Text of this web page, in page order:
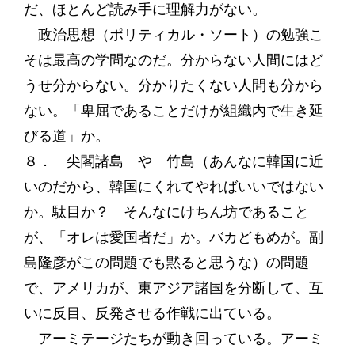
だ、ほとんど読み手に理解力がない。
政治思想（ポリティカル・ソート）の勉強こ
そは最高の学問なのだ。分からない人間にはど
うせ分からない。分かりたくない人間も分から
ない。「卑屈であることだけが組織内で生き延
びる道」か。
８． 尖閣諸島 や 竹島（あんなに韓国に近
いのだから、韓国にくれてやればいいではない
か。駄目か？ そんなにけちん坊であること
が、「オレは愛国者だ」か。バカどもめが。副
島隆彦がこの問題でも黙ると思うな）の問題
で、アメリカが、東アジア諸国を分断して、互
いに反目、反発させる作戦に出ている。
アーミテージたちが動き回っている。アーミ